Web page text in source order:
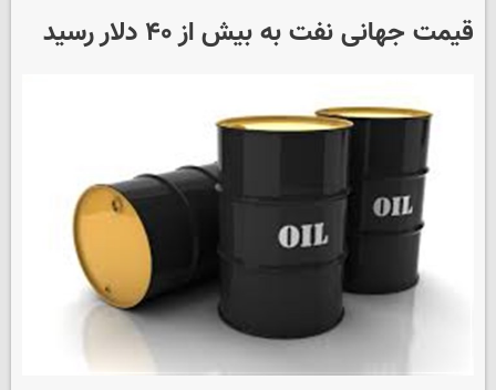
قیمت جهانی نفت به بیش از ۴۰ دلار رسید